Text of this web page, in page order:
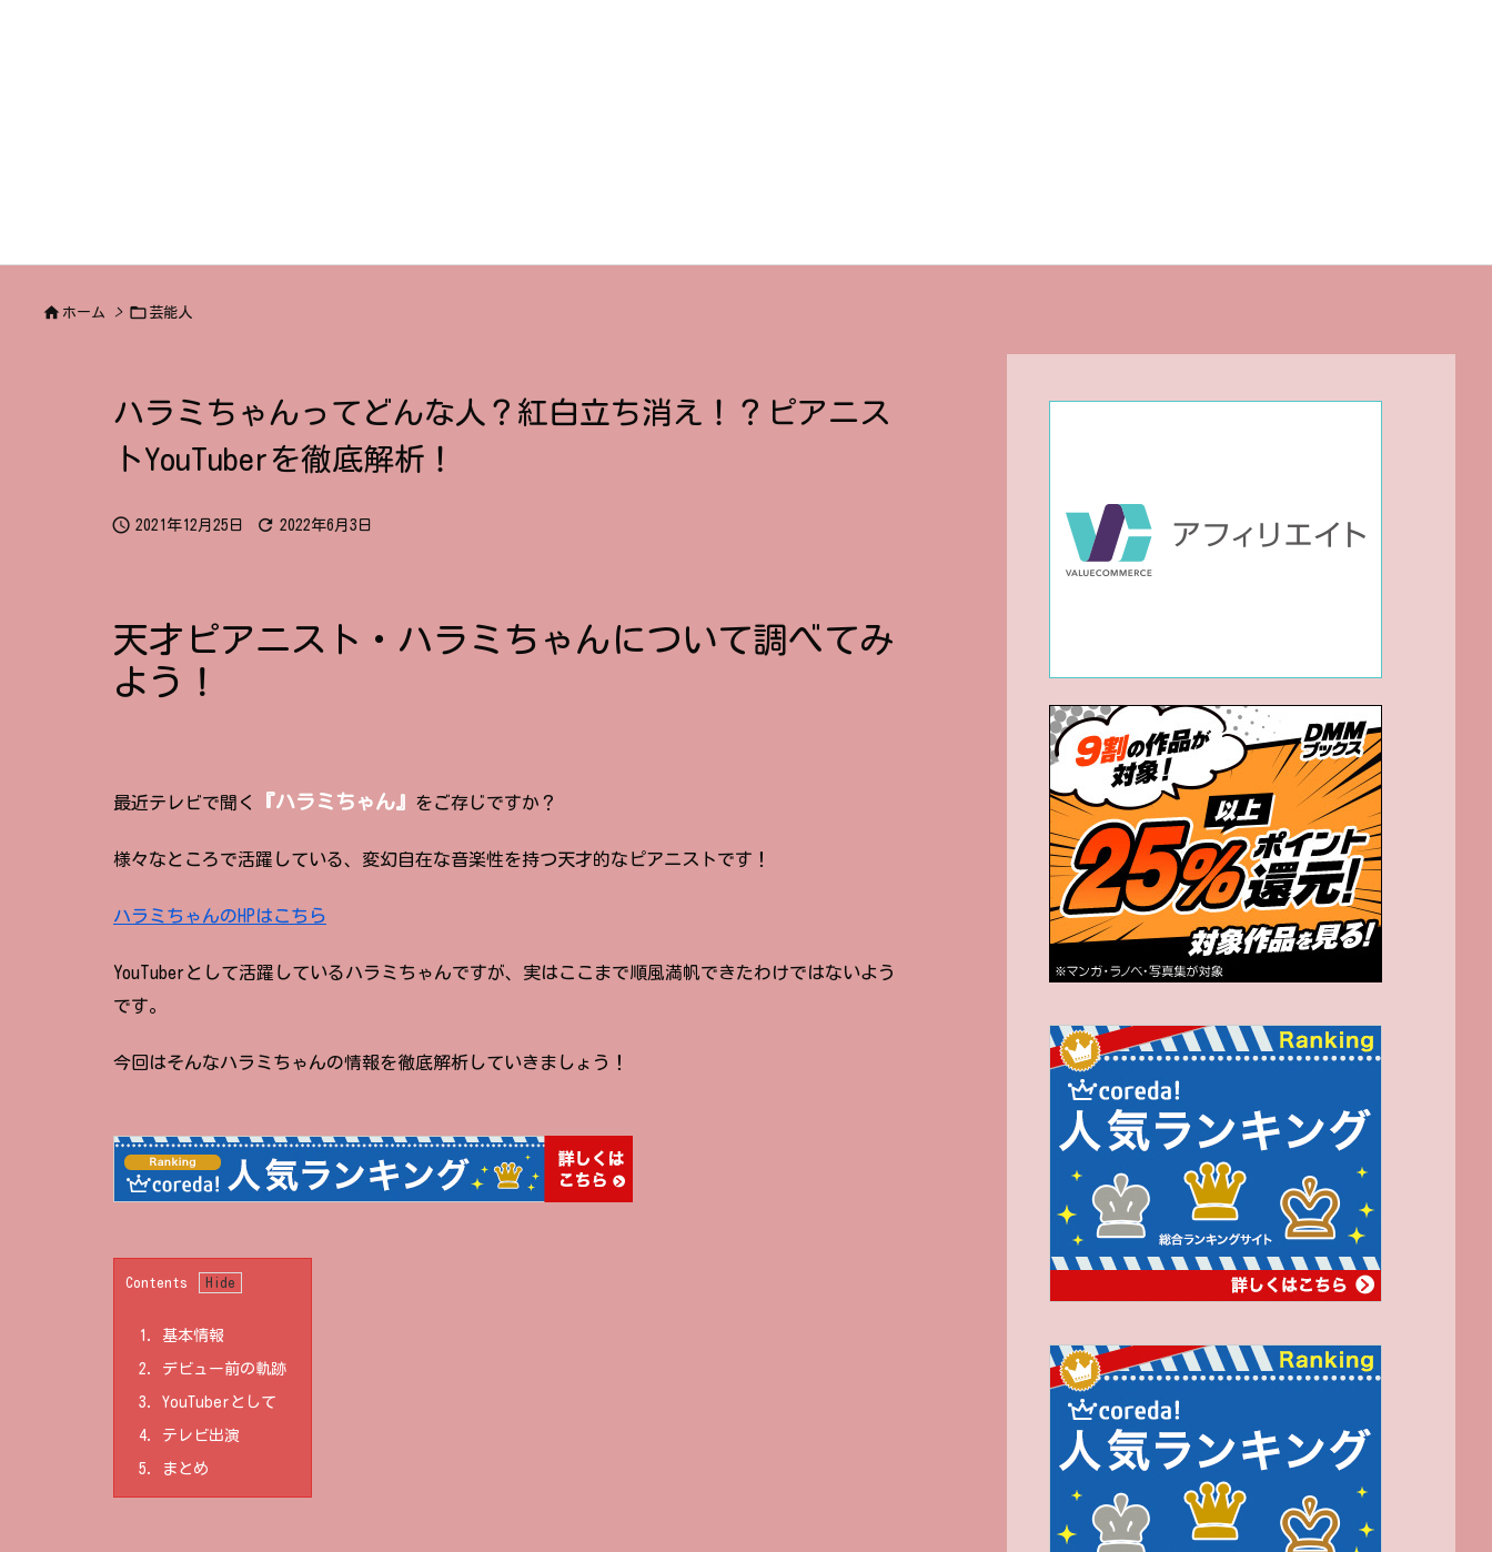
 ホーム >  芸能人
ハラミちゃんってどんな人？紅白立ち消え！？ピアニス
トYouTuberを徹底解析！
 2021年12月25日  2022年6月3日
天才ピアニスト・ハラミちゃんについて調べてみ
よう！
最近テレビで聞く 『ハラミちゃん』 をご存じですか？
様々なところで活躍している、変幻自在な音楽性を持つ天才的なピアニストです！
ハラミちゃんのHPはこちら
YouTuberとして活躍しているハラミちゃんですが、実はここまで順風満帆できたわけではないよう
です。
今回はそんなハラミちゃんの情報を徹底解析していきましょう！
Contents
1. 基本情報
2. デビュー前の軌跡
3. YouTuberとして
4. テレビ出演
5. まとめ